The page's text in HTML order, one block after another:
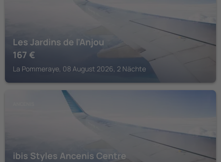
Les Jardins de l'Anjou
167 €
La Pommeraye, 08 August 2026, 2 Nächte
ibis Styles Ancenis Centre